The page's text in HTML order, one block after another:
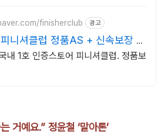
finisherclub 광고
니셔클럽 정품AS + 신속보장 N
내 1호 인증스토어 피니셔클럽. 정품보
거예요.” 정윤철 ‘말아톤’